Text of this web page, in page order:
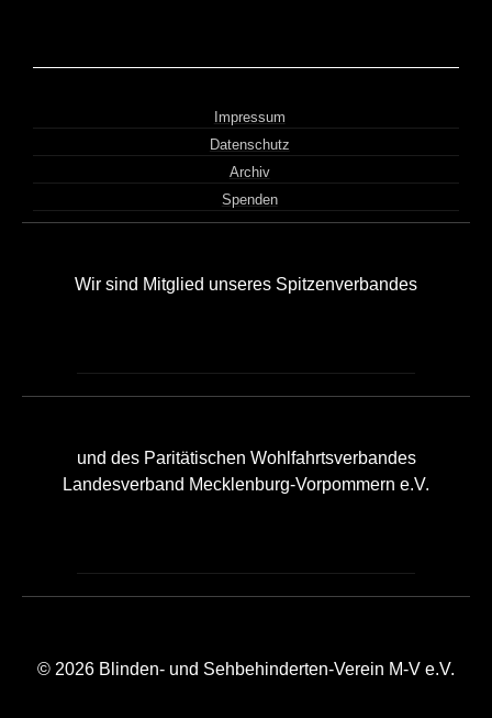
Impressum
Datenschutz
Archiv
Spenden
Wir sind Mitglied unseres Spitzenverbandes
und des Paritätischen Wohlfahrtsverbandes
Landesverband Mecklenburg-Vorpommern e.V.
© 2026 Blinden- und Sehbehinderten-Verein M-V e.V.